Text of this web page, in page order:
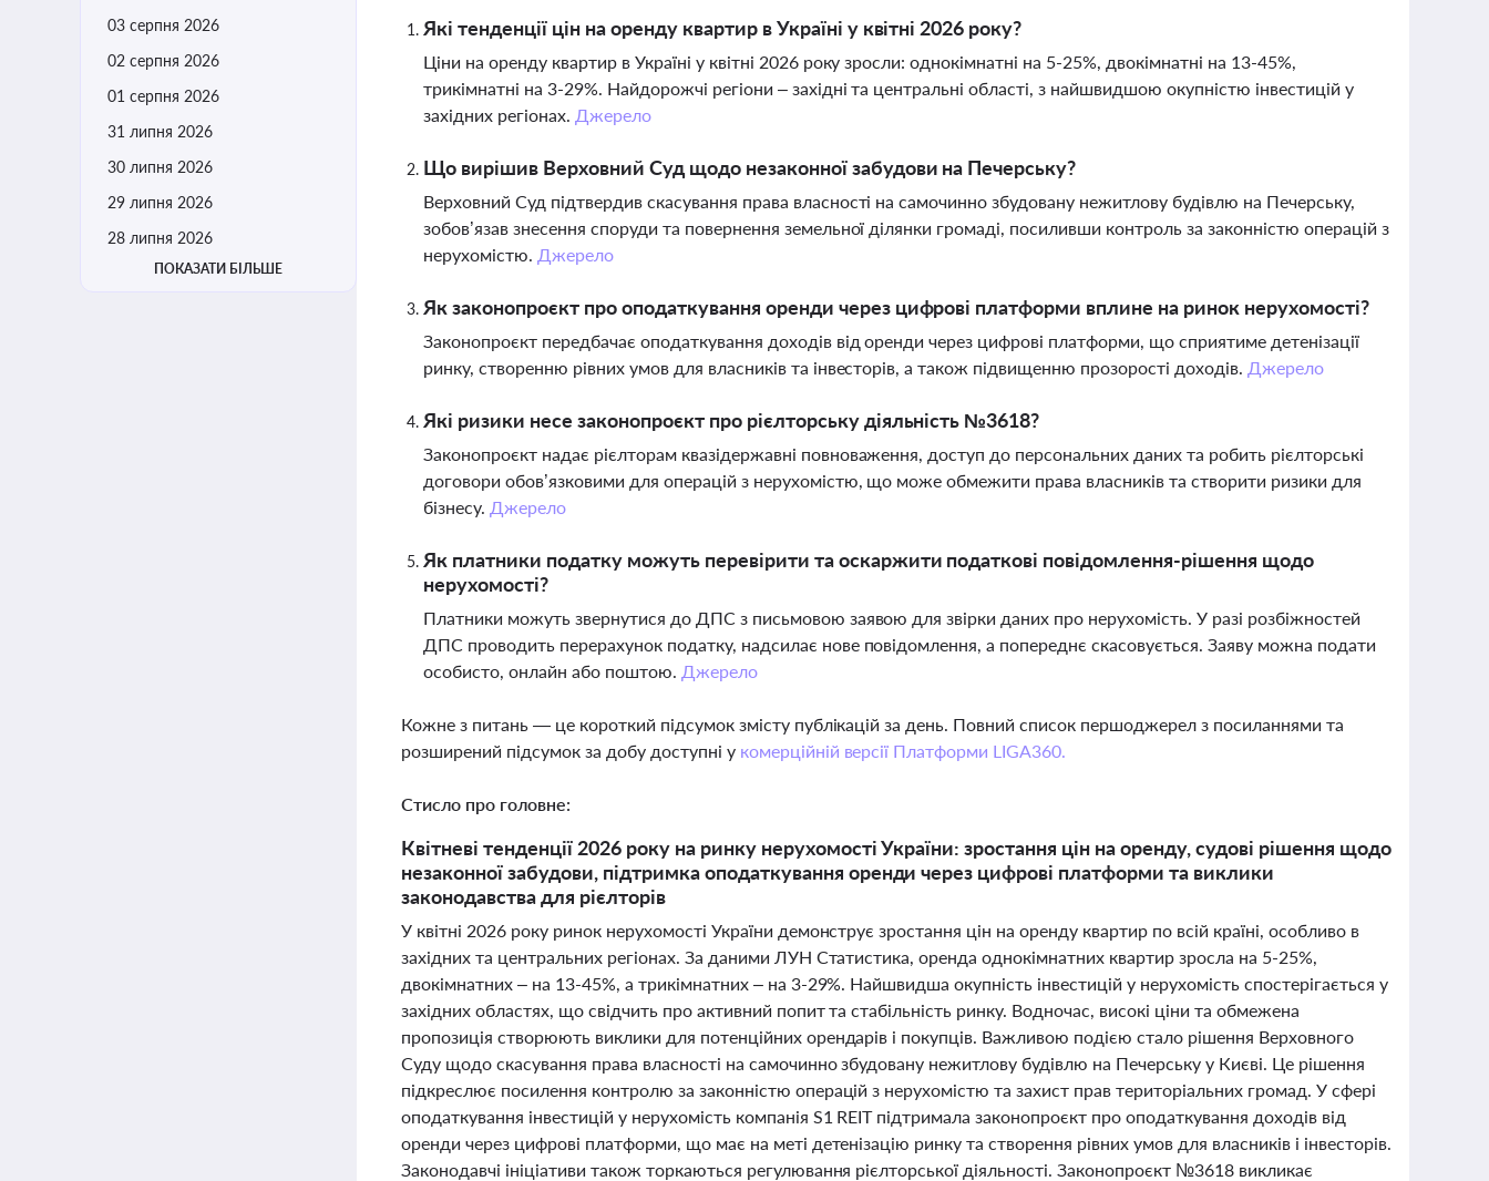
03 серпня 2026
02 серпня 2026
01 серпня 2026
31 липня 2026
30 липня 2026
29 липня 2026
28 липня 2026
ПОКАЗАТИ БІЛЬШЕ
Які тенденції цін на оренду квартир в Україні у квітні 2026 року?
Ціни на оренду квартир в Україні у квітні 2026 року зросли: однокімнатні на 5-25%, двокімнатні на 13-45%,
трикімнатні на 3-29%. Найдорожчі регіони – західні та центральні області, з найшвидшою окупністю інвестицій у
західних регіонах. Джерело
Що вирішив Верховний Суд щодо незаконної забудови на Печерську?
Верховний Суд підтвердив скасування права власності на самочинно збудовану нежитлову будівлю на Печерську,
зобов’язав знесення споруди та повернення земельної ділянки громаді, посиливши контроль за законністю операцій з
нерухомістю. Джерело
Як законопроєкт про оподаткування оренди через цифрові платформи вплине на ринок нерухомості?
Законопроєкт передбачає оподаткування доходів від оренди через цифрові платформи, що сприятиме детенізації
ринку, створенню рівних умов для власників та інвесторів, а також підвищенню прозорості доходів. Джерело
Які ризики несе законопроєкт про рієлторську діяльність №3618?
Законопроєкт надає рієлторам квазідержавні повноваження, доступ до персональних даних та робить рієлторські
договори обов’язковими для операцій з нерухомістю, що може обмежити права власників та створити ризики для
бізнесу. Джерело
Як платники податку можуть перевірити та оскаржити податкові повідомлення-рішення щодо
нерухомості?
Платники можуть звернутися до ДПС з письмовою заявою для звірки даних про нерухомість. У разі розбіжностей
ДПС проводить перерахунок податку, надсилає нове повідомлення, а попереднє скасовується. Заяву можна подати
особисто, онлайн або поштою. Джерело
Кожне з питань — це короткий підсумок змісту публікацій за день. Повний список першоджерел з посиланнями та
розширений підсумок за добу доступні у комерційній версії Платформи LIGA360.
Стисло про головне:
Квітневі тенденції 2026 року на ринку нерухомості України: зростання цін на оренду, судові рішення щодо
незаконної забудови, підтримка оподаткування оренди через цифрові платформи та виклики
законодавства для рієлторів
У квітні 2026 року ринок нерухомості України демонструє зростання цін на оренду квартир по всій країні, особливо в
західних та центральних регіонах. За даними ЛУН Статистика, оренда однокімнатних квартир зросла на 5-25%,
двокімнатних – на 13-45%, а трикімнатних – на 3-29%. Найшвидша окупність інвестицій у нерухомість спостерігається у
західних областях, що свідчить про активний попит та стабільність ринку. Водночас, високі ціни та обмежена
пропозиція створюють виклики для потенційних орендарів і покупців. Важливою подією стало рішення Верховного
Суду щодо скасування права власності на самочинно збудовану нежитлову будівлю на Печерську у Києві. Це рішення
підкреслює посилення контролю за законністю операцій з нерухомістю та захист прав територіальних громад. У сфері
оподаткування інвестицій у нерухомість компанія S1 REIT підтримала законопроєкт про оподаткування доходів від
оренди через цифрові платформи, що має на меті детенізацію ринку та створення рівних умов для власників і інвесторів.
Законодавчі ініціативи також торкаються регулювання рієлторської діяльності. Законопроєкт №3618 викликає